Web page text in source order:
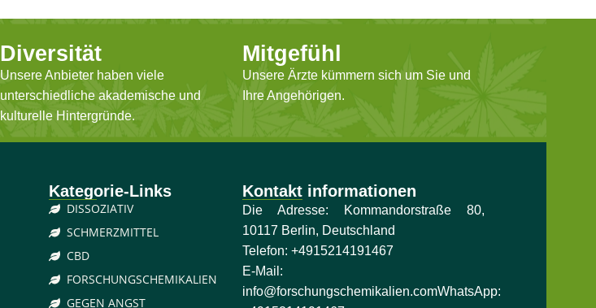
Diversität
Unsere Anbieter haben viele
unterschiedliche akademische und
kulturelle Hintergründe.
Mitgefühl
Unsere Ärzte kümmern sich um Sie und
Ihre Angehörigen.
Kategorie-Links
DISSOZIATIV
SCHMERZMITTEL
CBD
FORSCHUNGSCHEMIKALIEN
GEGEN ANGST
Kontakt informationen
Die Adresse: Kommandorstraße 80,
10117 Berlin, Deutschland
Telefon: +4915214191467
E-Mail:
info@forschungschemikalien.comWhatsApp: